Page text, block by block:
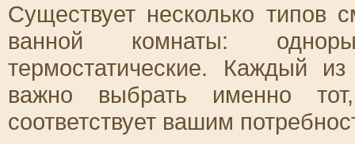
Существует несколько типов
ванной комнаты:
термостатические. Каждый
важно выбрать именно
соответствует вашим